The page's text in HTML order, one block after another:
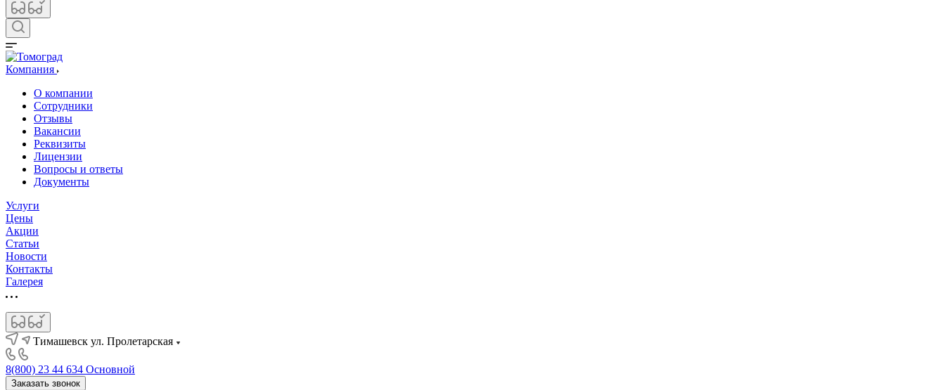
Компания
О компании
Сотрудники
Отзывы
Вакансии
Реквизиты
Лицензии
Вопросы и ответы
Документы
Услуги
Цены
Акции
Статьи
Новости
Контакты
Галерея
Тимашевск ул. Пролетарская
8(800) 23 44 634 Основной
Заказать звонок